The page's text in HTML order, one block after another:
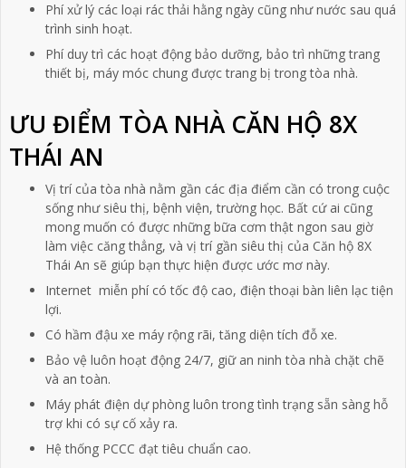
Phí xử lý các loại rác thải hằng ngày cũng như nước sau quá
trình sinh hoạt.
Phí duy trì các hoạt động bảo dưỡng, bảo trì những trang
thiết bị, máy móc chung được trang bị trong tòa nhà.
ƯU ĐIỂM TÒA NHÀ CĂN HỘ 8X
THÁI AN
Vị trí của tòa nhà nằm gần các địa điểm cần có trong cuộc
sống như siêu thị, bệnh viện, trường học. Bất cứ ai cũng
mong muốn có được những bữa cơm thật ngon sau giờ
làm việc căng thẳng, và vị trí gần siêu thị của Căn hộ 8X
Thái An sẽ giúp bạn thực hiện được ước mơ này.
Internet miễn phí có tốc độ cao, điện thoại bàn liên lạc tiện
lợi.
Có hầm đậu xe máy rộng rãi, tăng diện tích đỗ xe.
Bảo vệ luôn hoạt động 24/7, giữ an ninh tòa nhà chặt chẽ
và an toàn.
Máy phát điện dự phòng luôn trong tình trạng sẵn sàng hỗ
trợ khi có sự cố xảy ra.
Hệ thống PCCC đạt tiêu chuẩn cao.